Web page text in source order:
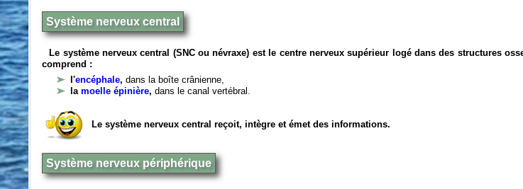
Système nerveux central
Le système nerveux central (SNC ou névraxe) est le centre nerveux supérieur logé dans des structures
comprend :
l'encéphale,dans la boîte crânienne,
lamoelle épinière,dans le canal vertébral.
Le système nerveux central reçoit, intègre et émet des informations.
Système nerveux périphérique